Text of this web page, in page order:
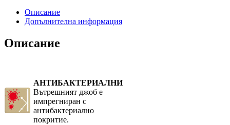
Описание
Допълнителна информация
Описание
АНТИБАКТЕРИАЛНИ
Вътрешният джоб е
импрегниран с
антибактериално
покритие.